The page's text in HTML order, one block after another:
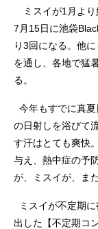
ミスイが1月より
7月15日に池袋
り3回になる。他
を通し、各地で猛
る。
今年もすでに真
の日射しを浴びて
す汗はとても爽快
与え、熱中症の予
が、ミスイが、ま
ミスイが不定期
出した【不定期コ